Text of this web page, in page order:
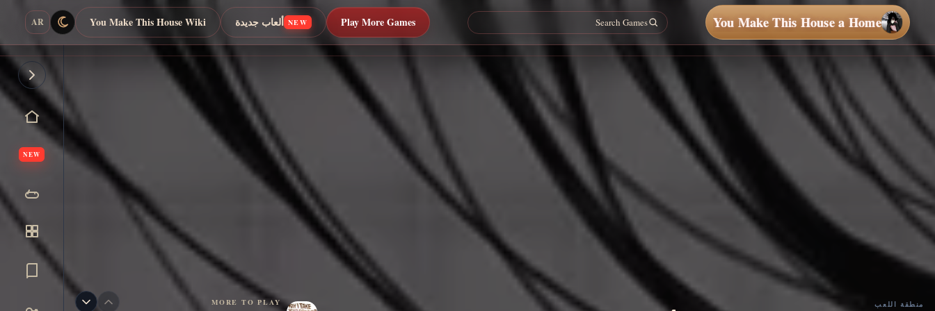
You Make This House a Home
Play More Games
NEW ألعاب جديدة You Make This House Wiki
AR
NEW
منطقة اللعب MORE TO PLAY